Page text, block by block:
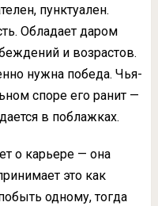
пунктуален.
Обладает даром
и возрастов.
нужна победа. Чья-
споре его ранит —
в поблажках.
о карьере — она
это как
одному, тогда